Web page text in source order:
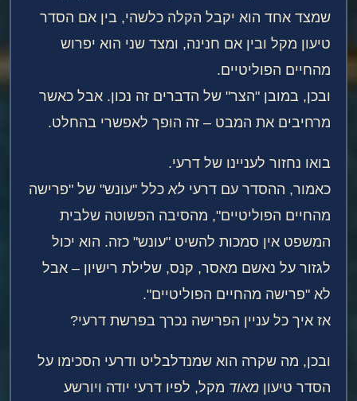
שמצד אחד הוא יקבל הקלה כלשהי, בין אם הסדר
טיעון מקל ובין אם חנינה, ומצד שני הוא יפרוש
מהחיים הפוליטיים.
ובכן, במובן "הצר" של הדברים זה נכון. אבל כאשר
מרחיבים את המבט – זה הופך לאפשרי בהחלט.
בואו נחזור לעניינו של דרעי.
כאמור, ההסדר עם דרעילא כלל "עונש" של "פרישה
מהחיים הפוליטיים", מהסיבה הפשוטה שלבית
המשפט אין סמכות להשיט "עונש" כזה. הוא יכול
לגזור על נאשם מאסר, קנס, שלילת רישיון – אבל
לא "פרישה מהחיים הפוליטיים".
אז איך כל עניין הפרישה נכרך בפרשת דרעי?
ובכן, מה שקרה הוא שמנדלבליט ודרעי הסכימו על
הסדר טיעוןמאוד מקל, לפיו דרעי יודה ויורשע